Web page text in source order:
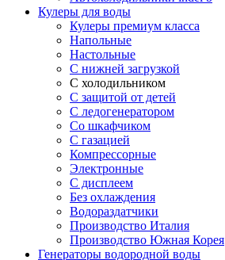
Кулеры для воды
Кулеры премиум класса
Напольные
Настольные
С нижней загрузкой
С холодильником
С защитой от детей
С ледогенератором
Со шкафчиком
С газацией
Компрессорные
Электронные
С дисплеем
Без охлаждения
Водораздатчики
Производство Италия
Производство Южная Корея
Генераторы водородной воды